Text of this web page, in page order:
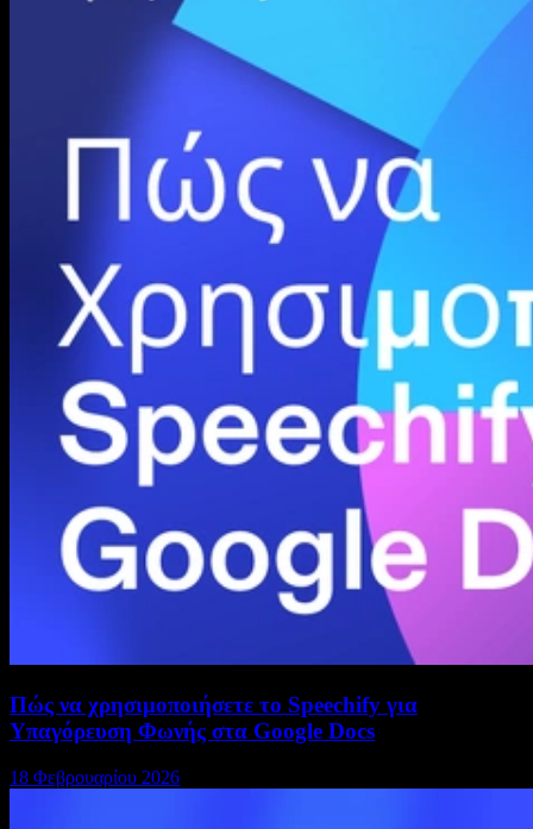
Πώς να χρησιμοποιήσετε το Speechify για
Υπαγόρευση Φωνής στα Google Docs
18 Φεβρουαρίου 2026